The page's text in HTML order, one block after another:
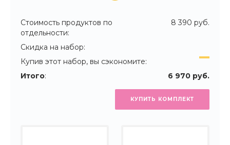
Стоимость продуктов по
отдельности:
8 390 руб.
Скидка на набор:
Купив этот набор, вы сэкономите:
Итого: 6 970 руб.
КУПИТЬ КОМПЛЕКТ